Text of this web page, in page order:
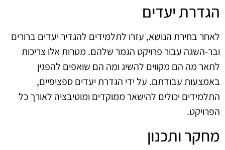
הגדרת יעדים
לאחר בחירת הנושא, עזרו לתלמידים להגדיר יעדים ברורים
ובר-השגה עבור פרויקט הגמר שלהם. מטרות אלו צריכות
לתאר מה הם מקווים להשיג ומה הם שואפים להפגין
באמצעות עבודתם. על ידי הגדרת יעדים ספציפיים,
התלמידים יכולים להישאר ממוקדים ומוטיבציה לאורך כל
הפרויקט.
מחקר ותכנון